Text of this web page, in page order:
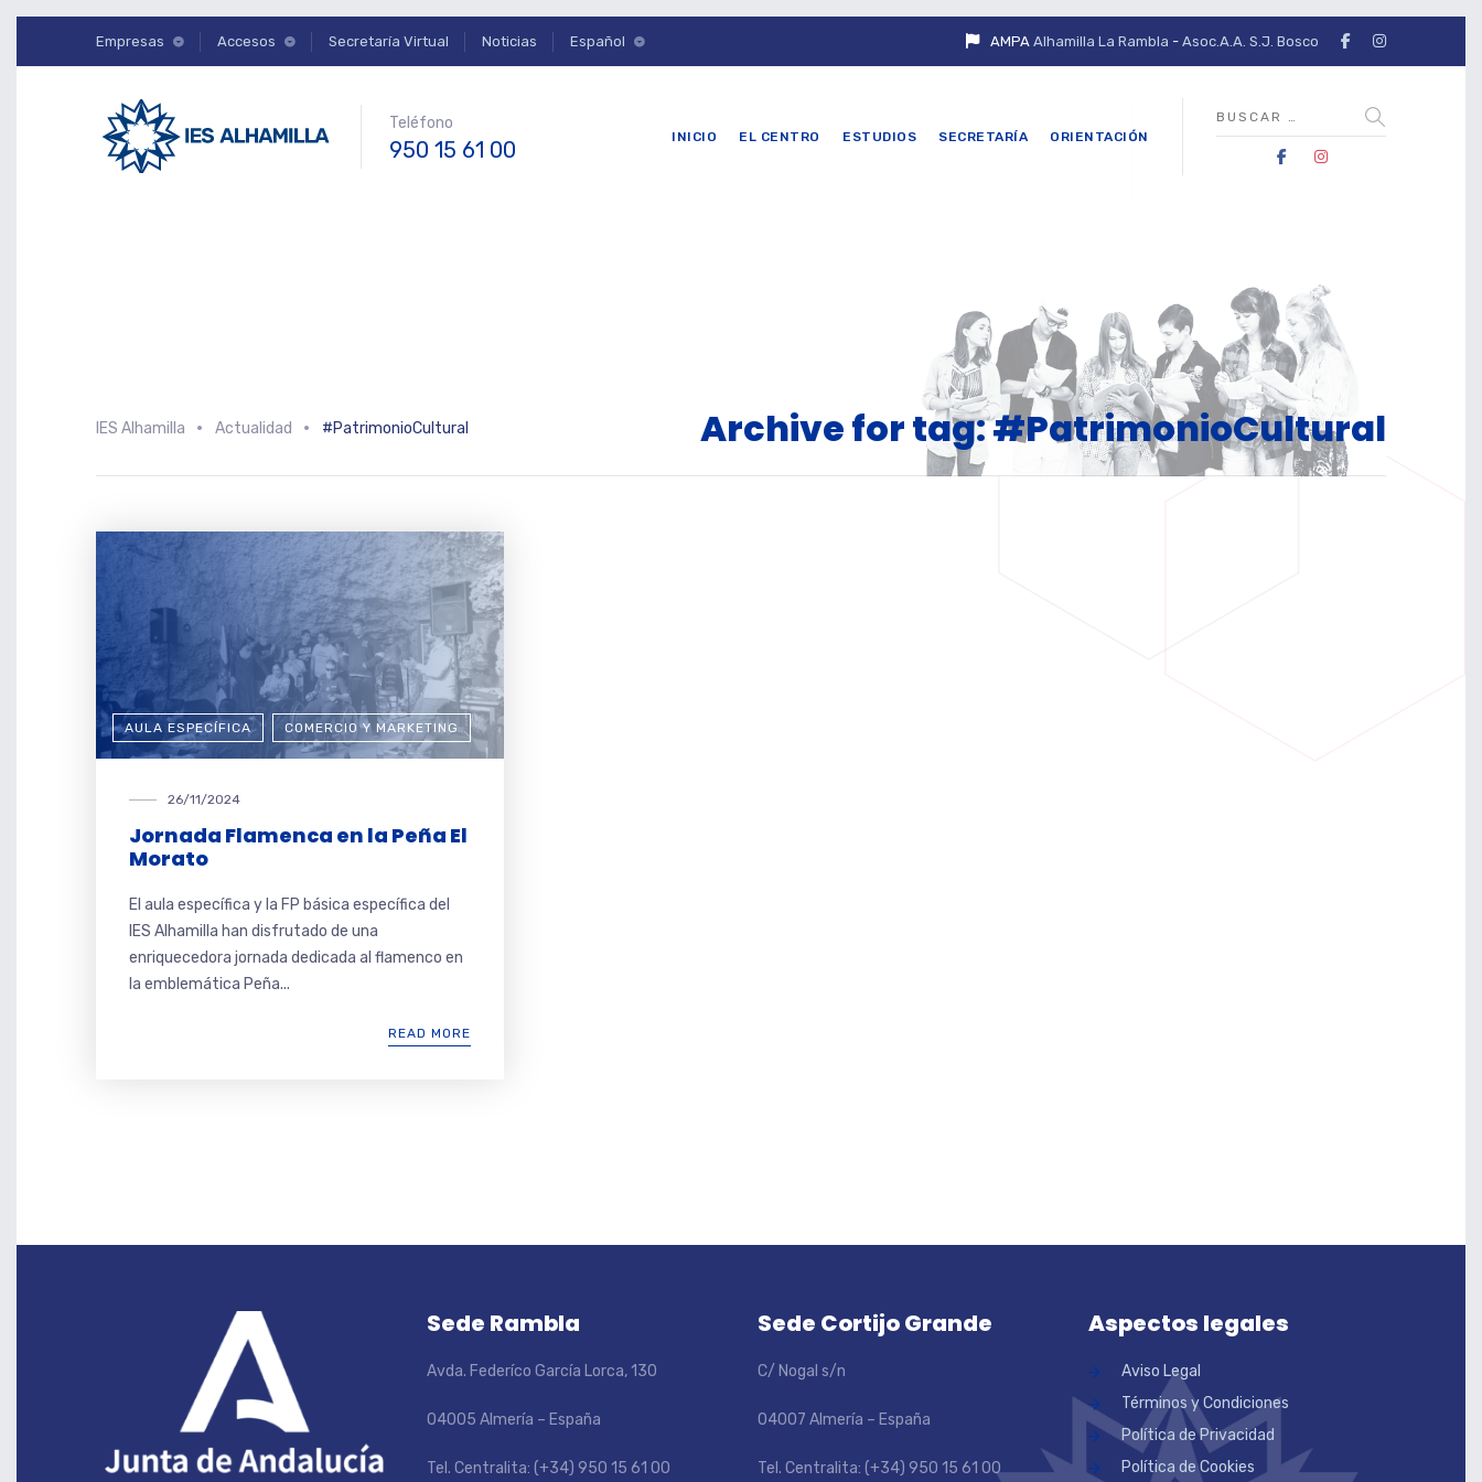
Empresas Accesos Secretaría Virtual Noticias Español AMPA Alhamilla La Rambla - Asoc.A.A. S.J. Bosco
Teléfono
950 15 61 00 INICIO EL CENTRO ESTUDIOS SECRETARÍA ORIENTACIÓN
Archive for tag: #PatrimonioCultural
IES Alhamilla Actualidad #PatrimonioCultural
AULA ESPECÍFICA COMERCIO Y MARKETING
26/11/2024
Jornada Flamenca en la Peña El
Morato
El aula específica y la FP básica específica del
IES Alhamilla han disfrutado de una
enriquecedora jornada dedicada al flamenco en
la emblemática Peña...
READ MORE
Sede Rambla
Avda. Federíco García Lorca, 130
04005 Almería – España
Tel. Centralita: (+34) 950 15 61 00
Sede Cortijo Grande
C/ Nogal s/n
04007 Almería – España
Tel. Centralita: (+34) 950 15 61 00
Aspectos legales
Aviso Legal
Términos y Condiciones
Política de Privacidad
Política de Cookies